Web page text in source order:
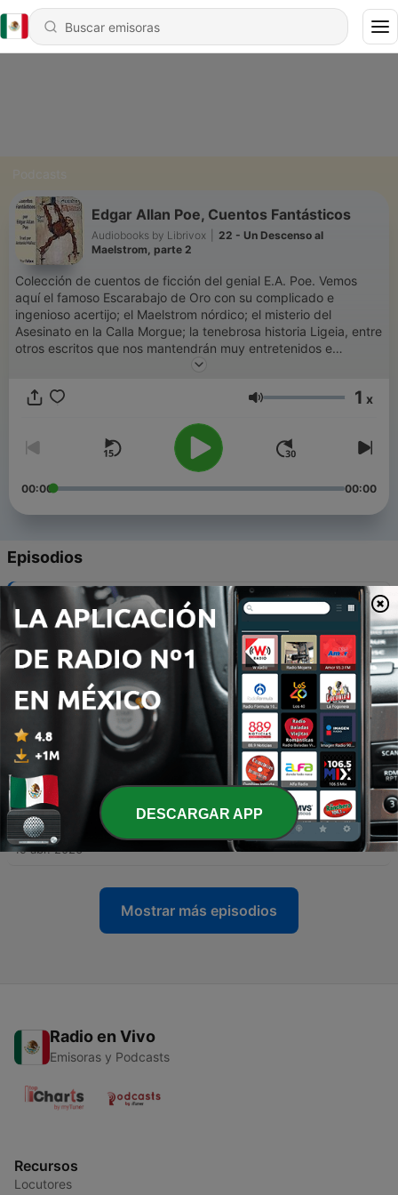
Edgar Allan Poe, Cuentos Fantásticos
Audiobooks by Librivox
22 - Un Descenso al
Maelstrom, parte 2
Colección de cuentos de ficción del genial E.A. Poe. Vemos
aquí el famoso Escarabajo de Oro con su complicado e
ingenioso acertijo; el Maelstrom nórdico; el misterio del
Asesinato en la Calla Morgue; la tenebrosa historia Ligeia, entre
otros escritos que nos mantendrán muy entretenidos e
intentando adivinar los descenlaces. (Introducción por
Volumen 1 x
00:00 00:00
Episodios
22 Un Descenso al Maelstrom, parte 2
19 abr. 2026
21 - Ligeia, parte 2
20 - El Cuervo
19 abr. 2026
19 abr. 2026
18 - Eleonora
19 abr. 2026
Mostrar más episodios
Radio en Vivo
Emisoras y Podcasts
Recursos
Locutores
DESCARGAR APP